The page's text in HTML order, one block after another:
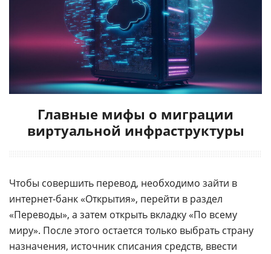
Главные мифы о миграции
виртуальной инфраструктуры
Чтобы совершить перевод, необходимо зайти в
интернет-банк «Открытия», перейти в раздел
«Переводы», а затем открыть вкладку «По всему
миру». После этого остается только выбрать страну
назначения, источник списания средств, ввести